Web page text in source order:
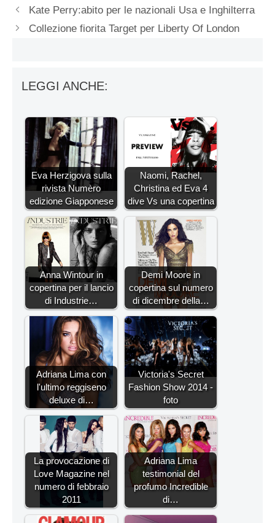
Kate Perry:abito per le nazionali Usa e Inghilterra
Collezione fiorita Target per Liberty Of London
LEGGI ANCHE:
Eva Herzigova sulla
rivista Numèro
edizione Giapponese
Naomi, Rachel,
Christina ed Eva 4
dive Vs una copertina
Anna Wintour in
copertina per il lancio
di Industrie…
Demi Moore in
copertina sul numero
di dicembre della…
Adriana Lima con
l'ultimo reggiseno
deluxe di…
Victoria's Secret
Fashion Show 2014 -
foto
La provocazione di
Love Magazine nel
numero di febbraio
2011
Adriana Lima
testimonial del
profumo Incredible
di…